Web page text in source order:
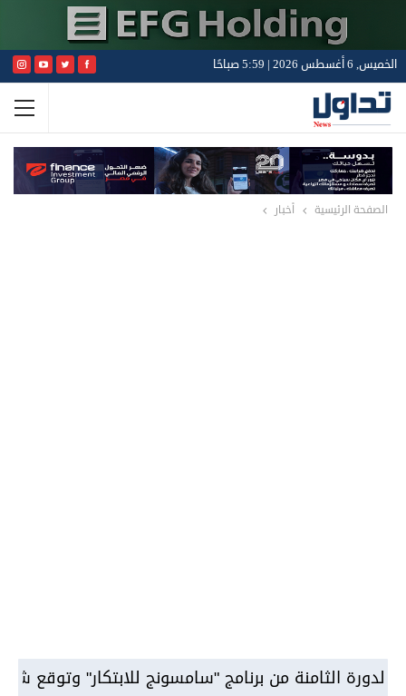
الخميس, 6 أغسطس 2026 | 5:59 صباحًا
الصفحة الرئيسية أخبار
"سامسونج للابتكار" وتوقع شراكة مع جامعة مدينة ...